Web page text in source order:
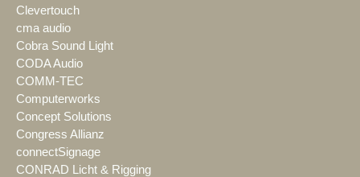
Clevertouch
cma audio
Cobra Sound Light
CODA Audio
COMM-TEC
Computerworks
Concept Solutions
Congress Allianz
connectSignage
CONRAD Licht & Rigging